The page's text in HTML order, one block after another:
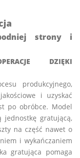
strony i
DZIĘKI
produkcyjnego,
i uzyskać
po obróbce. Model
jednostkę gratującą,
na część nawet o
i wykańczaniem
gratująca pomaga